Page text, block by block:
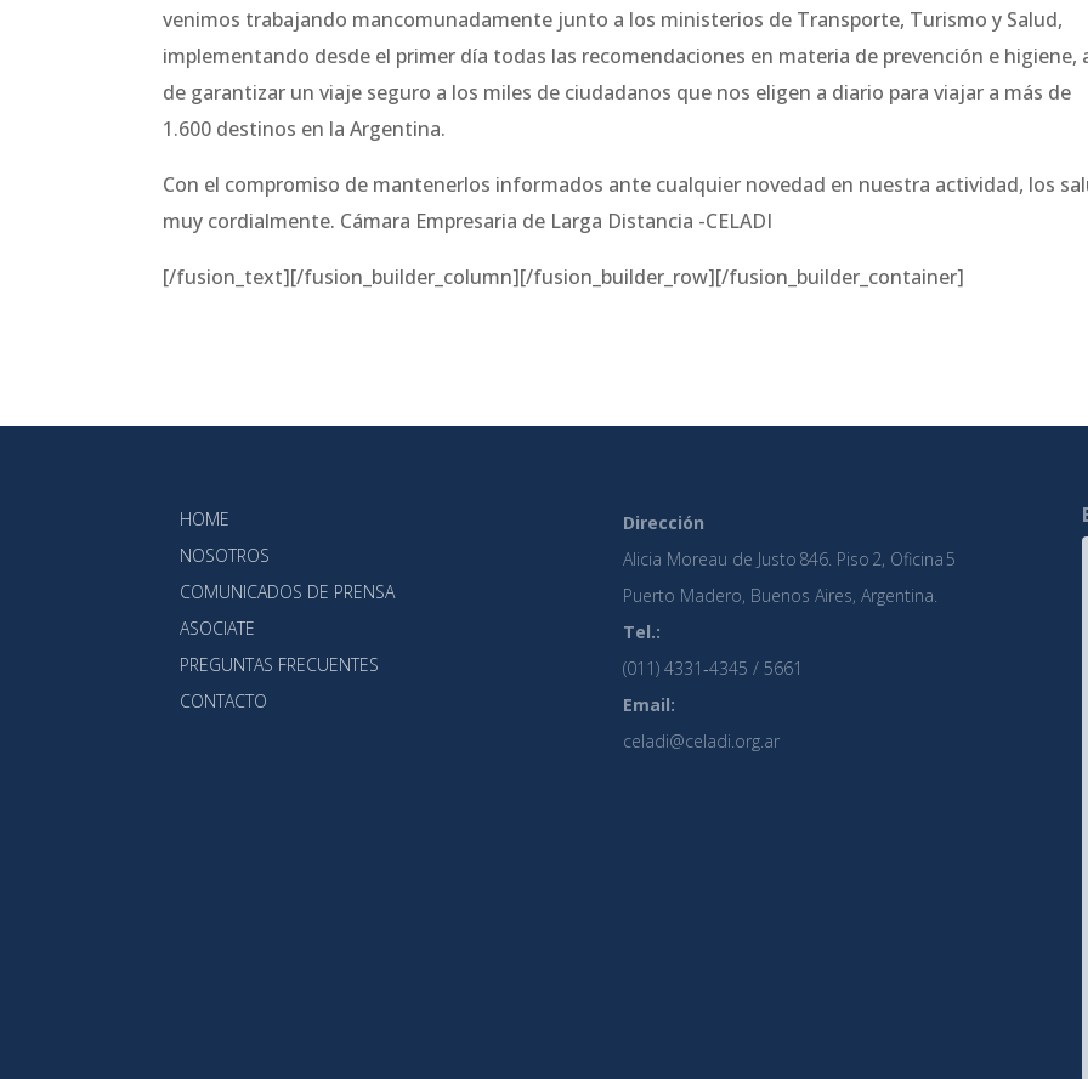
venimos trabajando mancomunadamente junto a los ministerios de Transporte, Turismo y Salud,
implementando desde el primer día todas las recomendaciones en materia de prevención e higiene,
de garantizar un viaje seguro a los miles de ciudadanos que nos eligen a diario para viajar a más de
1.600 destinos en la Argentina.
Con el compromiso de mantenerlos informados ante cualquier novedad en nuestra actividad, los
muy cordialmente. Cámara Empresaria de Larga Distancia -CELADI
[/fusion_text][/fusion_builder_column][/fusion_builder_row][/fusion_builder_container]
HOME
NOSOTROS
COMUNICADOS DE PRENSA
ASOCIATE
PREGUNTAS FRECUENTES
CONTACTO
Dirección
Alicia Moreau de Justo 846. Piso 2, Oficina 5
Puerto Madero, Buenos Aires, Argentina.
Tel.:
(011) 4331‑4345 / 5661
Email:
celadi@celadi.org.ar